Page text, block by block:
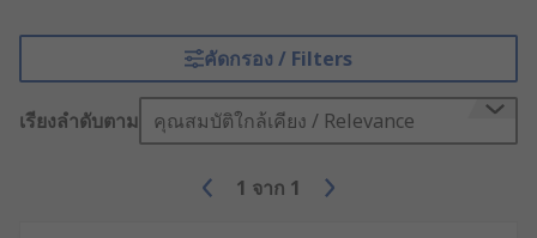
คัดกรอง / Filters
เรียงลำดับตาม คุณสมบัติใกล้เคียง / Relevance
1 จาก 1